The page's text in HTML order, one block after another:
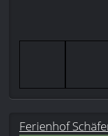
Ferienhof